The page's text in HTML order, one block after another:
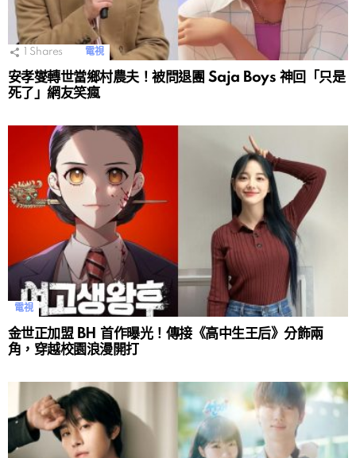
Shares 電視
安孝燮轉世當鄉村農夫！被問退團 Saja Boys 神回「只是
死了」網友笑瘋
電視
金世正加盟 BH 首作曝光！傳接《高中生王后》分飾兩
角，穿越校園浪漫開打